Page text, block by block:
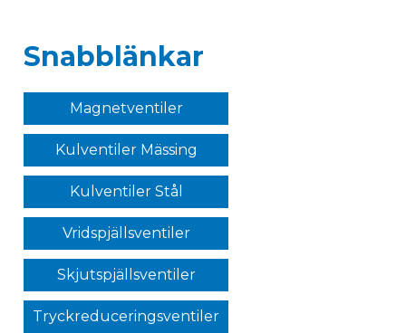
Snabblänkar
Magnetventiler
Kulventiler Mässing
Kulventiler Stål
Vridspjällsventiler
Skjutspjällsventiler
Tryckreduceringsventiler